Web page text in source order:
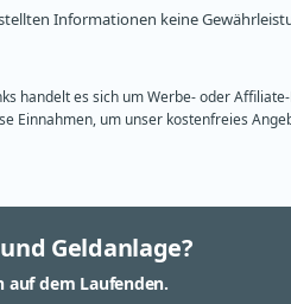
Informationen keine
handelt es sich um Werbe- oder
Einnahmen, um unser kostenfreies
Geldanlage?
dem Laufenden.